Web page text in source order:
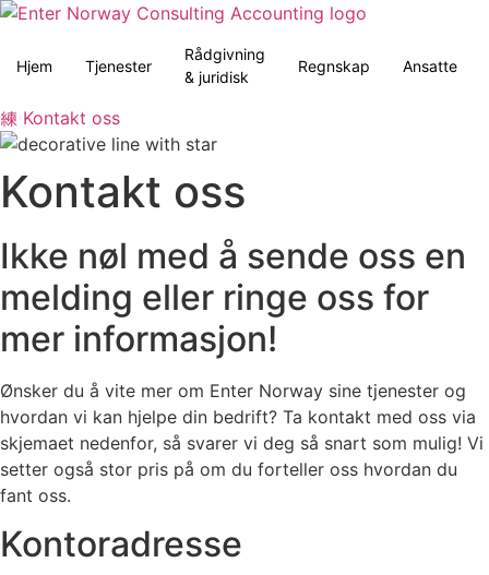
Skip
content
Hjem Tjenester
Rådgivning
& juridisk
Regnskap Ansatte
Kontakt oss
Kontakt oss
Ikke nøl med å sende oss en
melding eller ringe oss for
mer informasjon!
Ønsker du å vite mer om Enter Norway sine tjenester og
hvordan vi kan hjelpe din bedrift? Ta kontakt med oss via
skjemaet nedenfor, så svarer vi deg så snart som mulig! Vi
setter også stor pris på om du forteller oss hvordan du
fant oss.
Kontoradresse